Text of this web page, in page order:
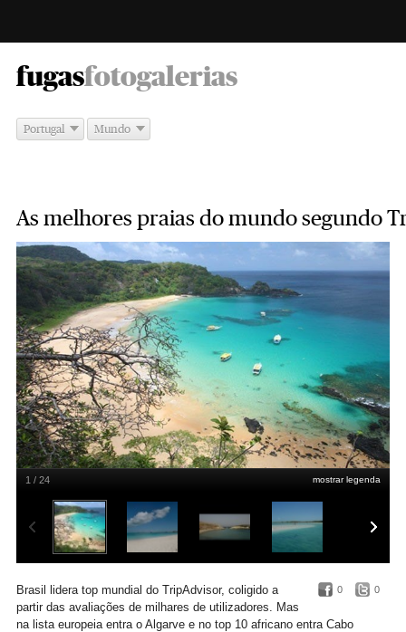
fugas -
fotogalerias
Portugal Mundo
As melhores praias do mundo segundo
mostrar legenda
1 / 24
0 0
Brasil lidera top mundial do TripAdvisor, coligido a
partir das avaliações de milhares de utilizadores. Mas
na lista europeia entra o Algarve e no top 10 africano entra Cabo